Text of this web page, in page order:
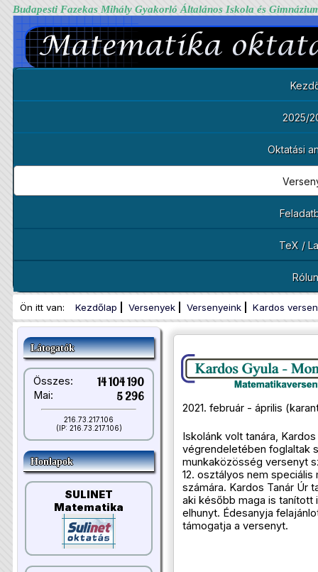
Budapesti Fazekas Mihály Gyakorló Általános Iskola és
2025/
Oktatási
TeX /
Ön itt van: Kezdőlap Versenyek Versenyeink Kardos
Látogatók
Összes: 14 104 190
Mai: 5 296
216.73.217.106
(IP: 216.73.217.106)
Honlapok
SULINET
Matematika
2021. február - április
Iskolánk volt tanára,
végrendeletében foglaltak
munkaközösség versenyt
12. osztályos nem
számára. Kardos Tanár Úr
aki később maga is tanított
elhunyt. Édesanyja
támogatja a versenyt.